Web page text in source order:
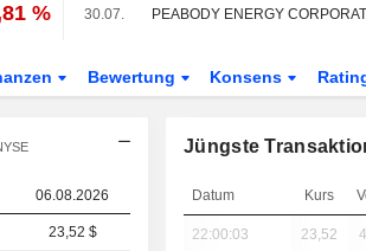
% 30.07.
Bewertung Konsens
06.08.2026
23,52 $
Jüngste
Datum Kurs
22:00:03 23,52